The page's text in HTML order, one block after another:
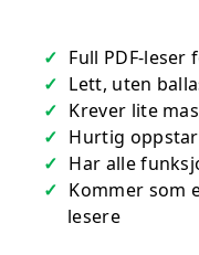
Full PDF-leser
Lett, uten
Krever lite
Hurtig
Har alle
Kommer som
lesere